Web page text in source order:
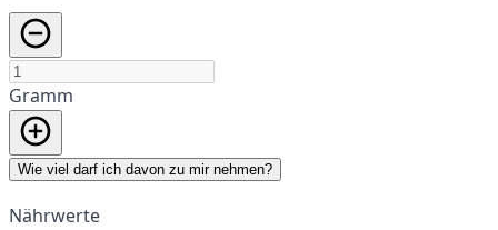
Gramm
Wie viel darf ich davon zu mir nehmen?
Nährwerte